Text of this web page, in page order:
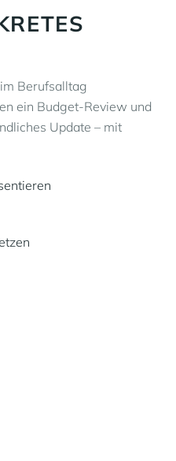
Berufsalltag
ein Budget-Review und
Update – mit